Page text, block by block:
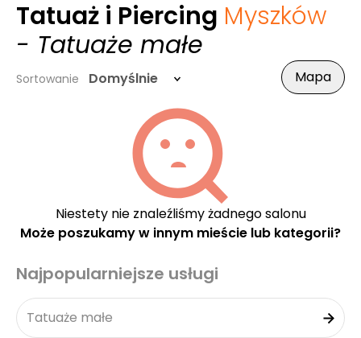
Tatuaż i Piercing Myszków
- Tatuaże małe
Sortowanie Domyślnie Mapa
Niestety nie znaleźliśmy żadnego salonu
Może poszukamy w innym mieście lub kategorii?
Najpopularniejsze usługi
Tatuaże małe